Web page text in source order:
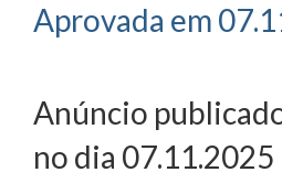
Aprovada em
Anúncio
no dia 07.11.2025